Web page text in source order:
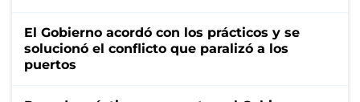
El Gobierno acordó con los prácticos y se
solucionó el conflicto que paralizó a los
puertos